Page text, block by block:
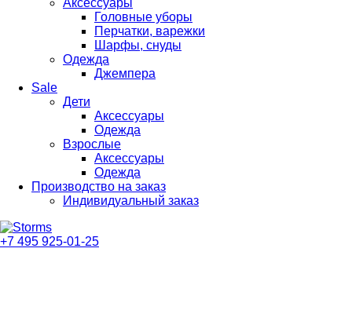
Аксессуары
Головные уборы
Перчатки, варежки
Шарфы, снуды
Одежда
Джемпера
Sale
Дети
Аксессуары
Одежда
Взрослые
Аксессуары
Одежда
Производство на заказ
Индивидуальный заказ
+7 495 925-01-25